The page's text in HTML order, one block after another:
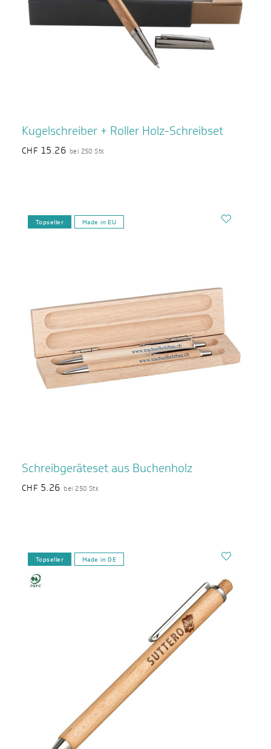
Kugelschreiber + Roller Holz-Schreibset
CHF 15.26 bei 250 Stk
Topseller Made in EU
Schreibgeräteset aus Buchenholz
CHF 5.26 bei 250 Stk
Topseller Made in DE